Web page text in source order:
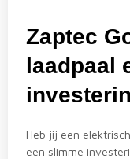
Zaptec
laadpaal
Heb jij een
een slimme